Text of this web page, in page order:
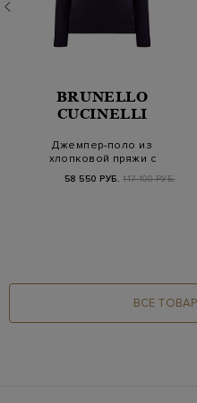
BRUNELLO
CUCINELLI
Джемпер-поло из
хлопковой пряжи с
58 550 РУБ. 117 100 РУБ.
ВСЕ